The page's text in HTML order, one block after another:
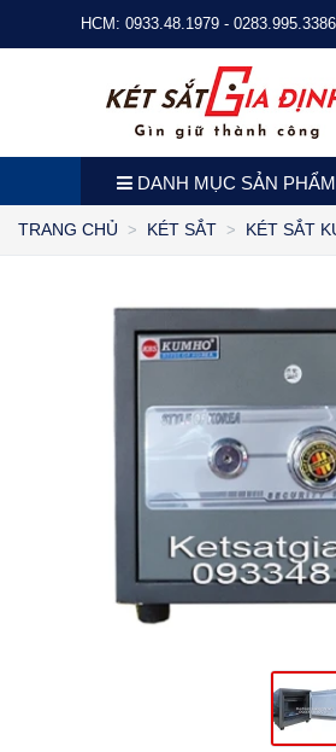
HCM: 0933.48.1979 - 0283.995.3386
DANH MỤC SẢN PHẨM
TRANG CHỦ KÉT SẮT KÉT SẮT